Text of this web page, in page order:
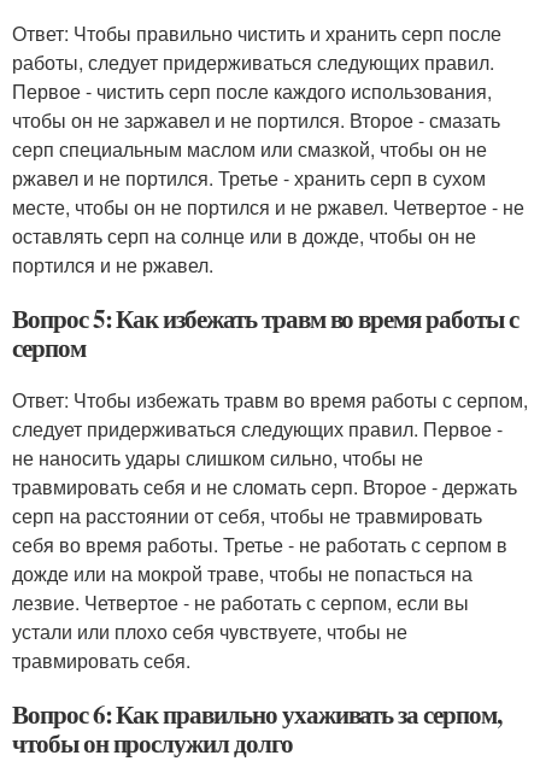
Ответ: Чтобы правильно чистить и хранить серп после
работы, следует придерживаться следующих правил.
Первое - чистить серп после каждого использования,
чтобы он не заржавел и не портился. Второе - смазать
серп специальным маслом или смазкой, чтобы он не
ржавел и не портился. Третье - хранить серп в сухом
месте, чтобы он не портился и не ржавел. Четвертое - не
оставлять серп на солнце или в дожде, чтобы он не
портился и не ржавел.
Вопрос 5: Как избежать травм во время работы с
серпом
Ответ: Чтобы избежать травм во время работы с серпом,
следует придерживаться следующих правил. Первое -
не наносить удары слишком сильно, чтобы не
травмировать себя и не сломать серп. Второе - держать
серп на расстоянии от себя, чтобы не травмировать
себя во время работы. Третье - не работать с серпом в
дожде или на мокрой траве, чтобы не попасться на
лезвие. Четвертое - не работать с серпом, если вы
устали или плохо себя чувствуете, чтобы не
травмировать себя.
Вопрос 6: Как правильно ухаживать за серпом,
чтобы он прослужил долго